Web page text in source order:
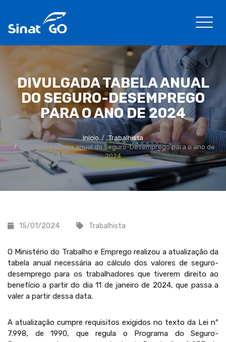
DIVULGADA TABELA ANUAL
DO SEGURO-DESEMPREGO
PARA O ANO DE 2024
Início
Trabalhista
Divulgada tabela anual do Seguro-Desemprego para o ano de
2024
15/01/2024 Trabalhista
O Ministério do Trabalho e Emprego realizou a atualização da
tabela anual necessária ao cálculo dos valores de seguro-
desemprego para os trabalhadores que tiverem direito ao
benefício a partir do dia 11 de janeiro de 2024, que passa a
valer a partir dessa data.
A atualização cumpre requisitos exigidos no texto da Lei nº
7.998, de 1990, que regula o Programa do Seguro-